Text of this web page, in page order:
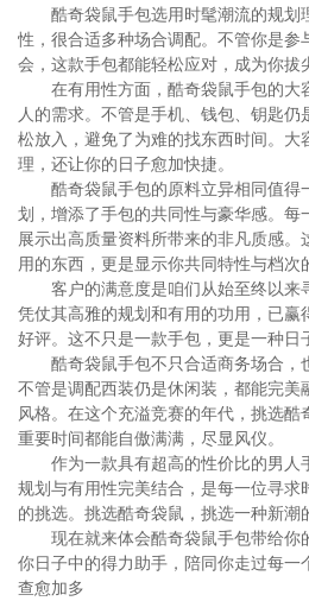
酷奇袋鼠手包选用时髦潮流的规划
性，很合适多种场合调配。不管你是
会，这款手包都能轻松应对，成为你拔
在有用性方面，酷奇袋鼠手包的大
人的需求。不管是手机、钱包、钥匙
松放入，避免了为难的找东西时间。大
理，还让你的日子愈加快捷。
酷奇袋鼠手包的原料立异相同值得
划，增添了手包的共同性与豪华感。每
展示出高质量资料所带来的非凡质感
用的东西，更是显示你共同特性与档次
客户的满意度是咱们从始至终以来
凭仗其高雅的规划和有用的功用，已赢
好评。这不只是一款手包，更是一种日
酷奇袋鼠手包不只合适商务场合，
不管是调配西装仍是休闲装，都能完美
风格。在这个充溢竞赛的年代，挑选
重要时间都能自傲满满，尽显风仪。
作为一款具有超高的性价比的男人
规划与有用性完美结合，是每一位寻
的挑选。挑选酷奇袋鼠，挑选一种新潮
现在就来体会酷奇袋鼠手包带给你
你日子中的得力助手，陪同你走过每一
查愈加多